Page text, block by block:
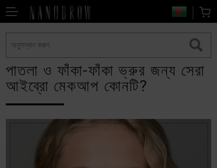
পাতলা ও ফাঁকা-ফাঁকা ভ্রুর জন্য সেরা
আইব্রো মেকআপ কোনটি?